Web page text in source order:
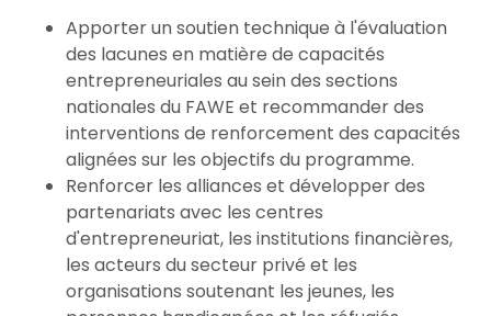
Apporter un soutien technique à l'évaluation
des lacunes en matière de capacités
entrepreneuriales au sein des sections
nationales du FAWE et recommander des
interventions de renforcement des capacités
alignées sur les objectifs du programme.
Renforcer les alliances et développer des
partenariats avec les centres
d'entrepreneuriat, les institutions financières,
les acteurs du secteur privé et les
organisations soutenant les jeunes, les